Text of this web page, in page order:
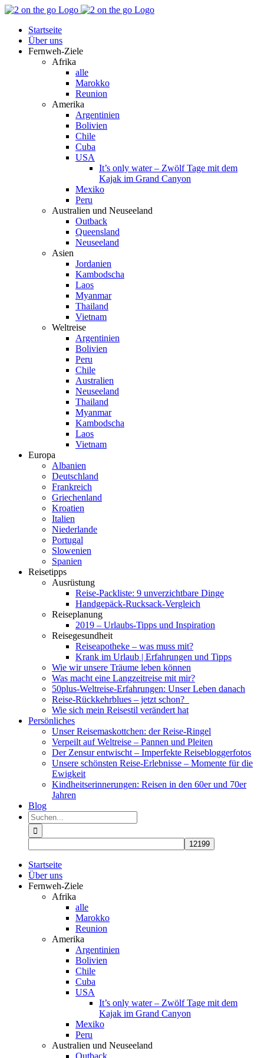
Zum
springen
Facebook
YouTube
Instagram
Pinterest
Rss
Startseite
Über uns
Fernweh-Ziele
Afrika
alle
Marokko
Reunion
Amerika
Argentinien
Bolivien
Chile
Cuba
USA
It’s only water – Zwölf Tage mit dem
Kajak im Grand Canyon
Mexiko
Peru
Australien und Neuseeland
Outback
Queensland
Neuseeland
Asien
Jordanien
Kambodscha
Laos
Myanmar
Thailand
Vietnam
Weltreise
Argentinien
Bolivien
Peru
Chile
Australien
Neuseeland
Thailand
Myanmar
Kambodscha
Laos
Vietnam
Europa
Albanien
Deutschland
Frankreich
Griechenland
Kroatien
Italien
Niederlande
Portugal
Slowenien
Spanien
Reisetipps
Ausrüstung
Reise-Packliste: 9 unverzichtbare Dinge
Handgepäck-Rucksack-Vergleich
Reiseplanung
2019 – Urlaubs-Tipps und Inspiration
Reisegesundheit
Reiseapotheke – was muss mit?
Krank im Urlaub | Erfahrungen und Tipps
Wie wir unsere Träume leben können
Was macht eine Langzeitreise mit mir?
50plus-Weltreise-Erfahrungen: Unser Leben danach
Reise-Rückkehrblues – jetzt schon?
Wie sich mein Reisestil verändert hat
Persönliches
Unser Reisemaskottchen: der Reise-Ringel
Verpeilt auf Weltreise – Pannen und Pleiten
Der Zensur entwischt – Imperfekte Reisebloggerfotos
Unsere schönsten Reise-Erlebnisse – Momente für die
Ewigkeit
Kindheitserinnerungen: Reisen in den 60er und 70er
Jahren
Blog
Suche
nach:
Startseite
Über uns
Fernweh-Ziele
Afrika
alle
Marokko
Reunion
Amerika
Argentinien
Bolivien
Chile
Cuba
USA
It’s only water – Zwölf Tage mit dem
Kajak im Grand Canyon
Mexiko
Peru
Australien und Neuseeland
Outback